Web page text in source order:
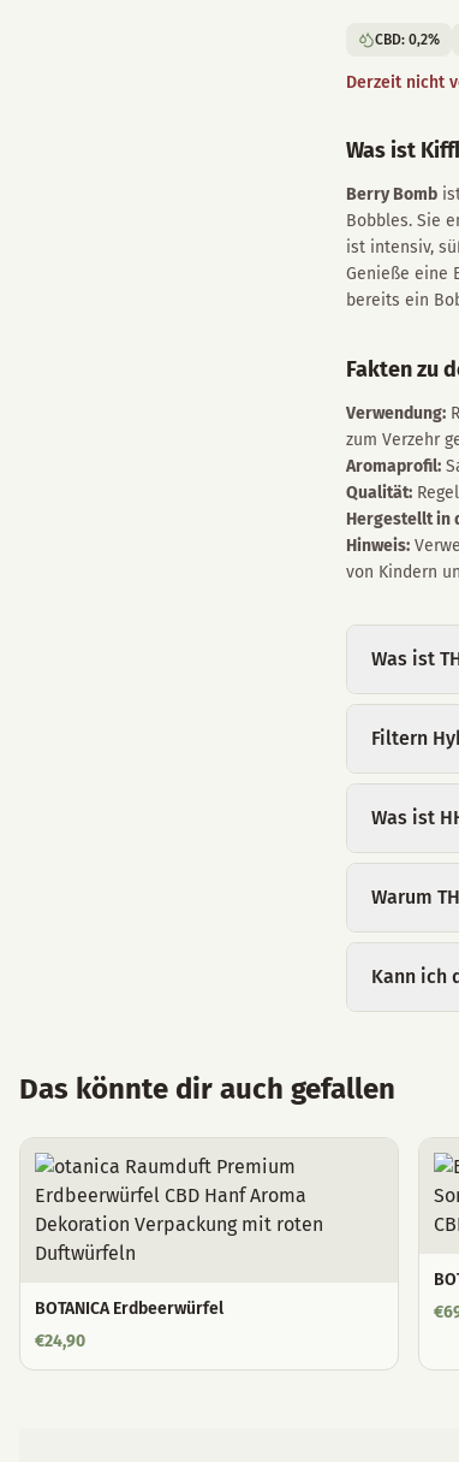
CBD: 0,2%
Derzeit nicht
Was ist
Berry Bomb
Bobbles. Sie
ist intensiv,
Genieße eine
bereits ein
Fakten zu
Verwendung:
zum Verzehr
Aromaprofil:
Qualität:
Hergestellt in
Hinweis:
von Kindern
Was ist
Filtern
Was ist
Warum
Kann ich
Das könnte dir auch gefallen
BOTANICA Erdbeerwürfel
€24,90
€